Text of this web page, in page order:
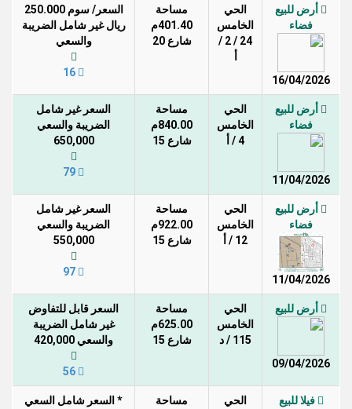
أرض للبيع
فضاء
16/04/2026
الحي
الخامس
24 / 2 /
مساحة
401.40م
شارع 20
السعر/ سوم 250.000
ريال غير شامل الضريبة
والسعي
أرض للبيع
فضاء
11/04/2026
الحي
الخامس
4 / أ
مساحة
840.00م
شارع 15
السعر غير شامل
الضريبة والسعي
650,000
أرض للبيع
فضاء
11/04/2026
الحي
الخامس
12 / أ
مساحة
922.00م
شارع 15
السعر غير شامل
الضريبة والسعي
550,000
أرض للبيع
09/04/2026
الحي
الخامس
115 / د
مساحة
625.00م
شارع 15
السعر قابل للتفاوض
غير شامل الضريبة
والسعي 420,000
فيلا للبيع
الحي
مساحة
* السعر شامل السعي